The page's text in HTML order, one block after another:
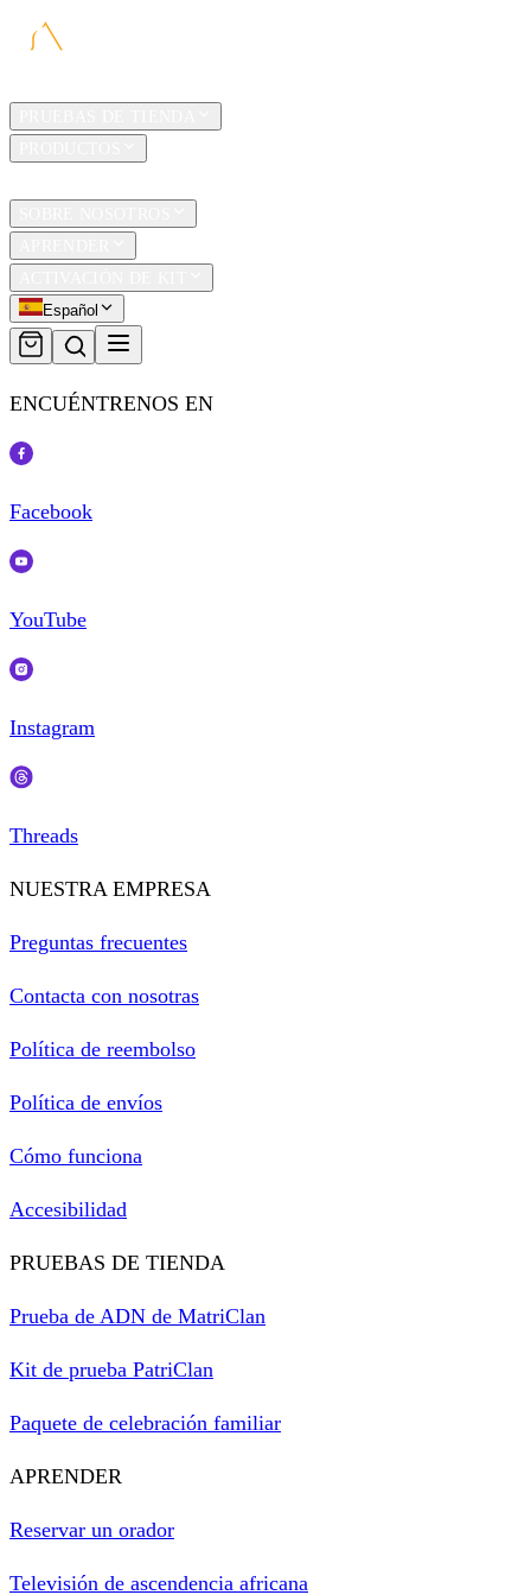
Español
ENCUÉNTRENOS EN
Facebook
YouTube
Instagram
Threads
NUESTRA EMPRESA
Preguntas frecuentes
Contacta con nosotras
Política de reembolso
Política de envíos
Cómo funciona
Accesibilidad
PRUEBAS DE TIENDA
Prueba de ADN de MatriClan
Kit de prueba PatriClan
Paquete de celebración familiar
APRENDER
Reservar un orador
Televisión de ascendencia africana